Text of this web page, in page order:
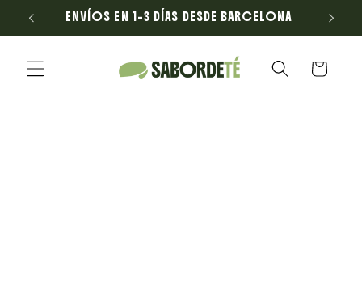
directamente
al contenido
ENVÍOS EN 1–3 DÍAS DESDE BARCELONA
Carrito